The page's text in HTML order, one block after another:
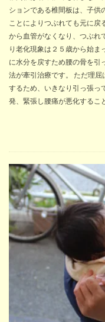
ションである椎間板は、子供
ことによりつぶれても元に
から血管がなくなり、つぶれ
り老化現象は２５歳から始ま
に水分を戻すため腰の骨を引
法が牽引治療です。 ただ理
するため、いきなり引っ張っ
発、緊張し腰痛が悪化するこ